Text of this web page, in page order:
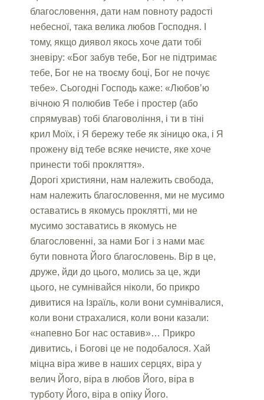
благословення, дати нам повноту радості
небесної, така велика любов Господня. І
тому, якщо диявол якось хоче дати тобі
зневіру: «Бог забув тебе, Бог не підтримає
тебе, Бог не на твоєму боці, Бог не почує
тебе». Сьогодні Господь каже: «Любов’ю
вічною Я полюбив Тебе і простер (або
спрямував) тобі благовоління, і ти в тіні
крил Моїх, і Я бережу тебе як зіницю ока, і Я
прожену від тебе всяке нечисте, яке хоче
принести тобі прокляття».
Дорогі християни, нам належить свобода,
нам належить благословення, ми не мусимо
оставатись в якомусь проклятті, ми не
мусимо зоставатись в якомусь не
благословенні, за нами Бог і з нами має
бути повнота Його благословень. Вір в це,
друже, йди до цього, молись за це, жди
цього, не сумнівайся ніколи, бо прикро
дивитися на Ізраїль, коли вони сумнівалися,
коли вони страхалися, коли вони казали:
«напевно Бог нас оставив»… Прикро
дивитись, і Богові це не подобалося. Хай
міцна віра живе в наших серцях, віра у
велич Його, віра в любов Його, віра в
турботу Його, віра в опіку Його.